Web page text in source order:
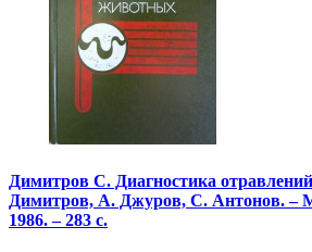
Димитров С. Диагностика
Димитров, А. Джуров, С. Антонов. –
1986. – 283 с.